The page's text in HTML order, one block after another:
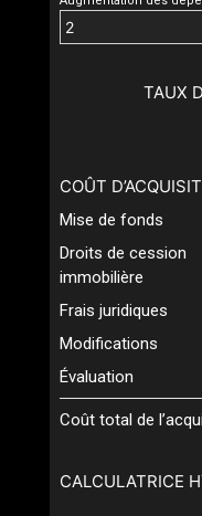
CALCULATRICE
TAUX
COÛT
Mise de fonds
Droits de cession
immobilière
Frais juridiques
Modifications
Évaluation
Coût total de